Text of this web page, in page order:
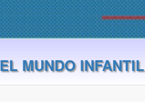
EL MUNDO INFANTIL